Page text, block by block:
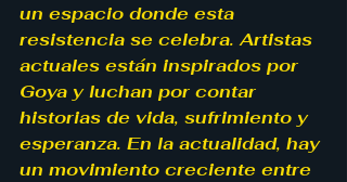
un espacio donde esta
resistencia se celebra. Artistas
actuales están inspirados por
Goya y luchan por contar
historias de vida, sufrimiento y
esperanza. En la actualidad, hay
un movimiento creciente entre